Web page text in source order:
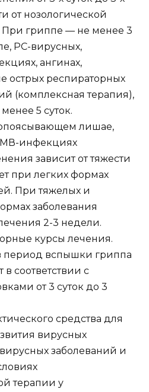
от нозологической
гриппе — не менее 3
РС-вирусных,
ангинах,
острых респираторных
(комплексная терапия),
5 суток.
лишае,
инфекциях
зависит от тяжести
при легких формах
При тяжелых и
заболевания
2-3 недели.
курсы лечения.
период вспышки гриппа
соответствии с
от 3 суток до 3
средства для
вирусных
заболеваний и
терапии у